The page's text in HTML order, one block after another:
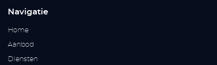
Navigatie
Home
Aanbod
Diensten